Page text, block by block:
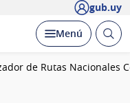
gub.uy
Desplegar
Menú Abrir
de Rutas Nacionales